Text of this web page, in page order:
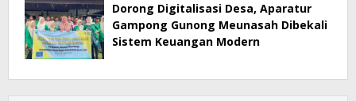
Dorong Digitalisasi Desa, Aparatur
Gampong Gunong Meunasah Dibekali
Sistem Keuangan Modern